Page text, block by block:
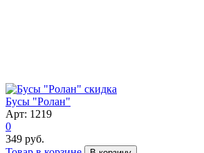
скидка
Бусы "Ролан"
Арт: 1219
0
349 руб.